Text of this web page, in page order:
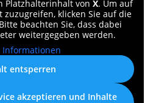
Platzhalterinhalt von X. Um auf
klicken Sie auf die
beachten Sie, dass dabei
weitergegeben werden.
Informationen
entsperren
akzeptieren und Inhalte